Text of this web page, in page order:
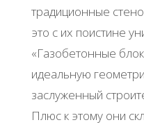
традиционные
это с их поистине
«Газобетонные
идеальную
заслуженный
Плюс к этому они